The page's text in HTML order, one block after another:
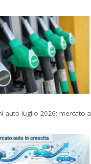
auto luglio 2026: mercato a